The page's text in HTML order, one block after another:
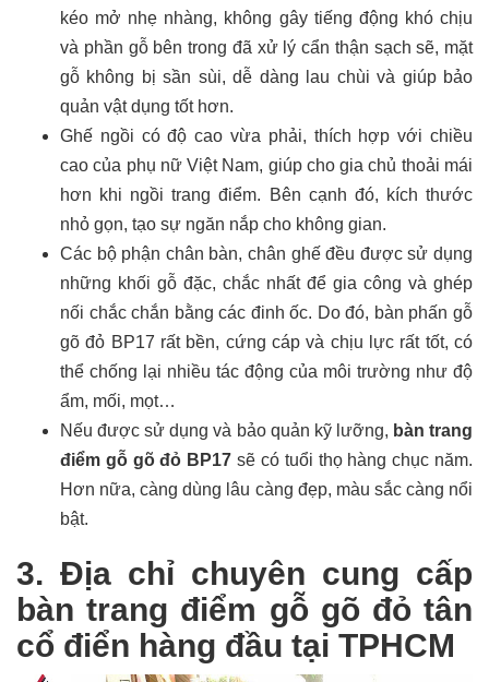
kéo mở nhẹ nhàng, không gây tiếng động khó chịu
và phần gỗ bên trong đã xử lý cẩn thận sạch sẽ, mặt
gỗ không bị sần sùi, dễ dàng lau chùi và giúp bảo
quản vật dụng tốt hơn.
Ghế ngồi có độ cao vừa phải, thích hợp với chiều
cao của phụ nữ Việt Nam, giúp cho gia chủ thoải mái
hơn khi ngồi trang điểm. Bên cạnh đó, kích thước
nhỏ gọn, tạo sự ngăn nắp cho không gian.
Các bộ phận chân bàn, chân ghế đều được sử dụng
những khối gỗ đặc, chắc nhất để gia công và ghép
nối chắc chắn bằng các đinh ốc. Do đó, bàn phấn gỗ
gõ đỏ BP17 rất bền, cứng cáp và chịu lực rất tốt, có
thể chống lại nhiều tác động của môi trường như độ
ẩm, mối, mọt…
Nếu được sử dụng và bảo quản kỹ lưỡng, bàn trang
điểm gỗ gõ đỏ BP17sẽ có tuổi thọ hàng chục năm.
Hơn nữa, càng dùng lâu càng đẹp, màu sắc càng nổi
bật.
3. Địa chỉ chuyên cung cấp
bàn trang điểm gỗ gõ đỏ tân
cổ điển hàng đầu tại TPHCM